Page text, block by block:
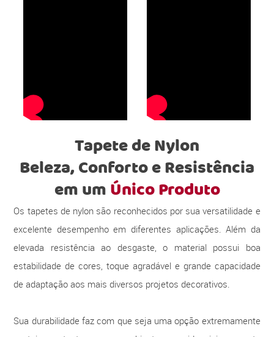
Tapete de Nylon
Beleza, Conforto e Resistência
em umÚnico Produto
Os tapetes de nylon são reconhecidos por sua versatilidade e
excelente desempenho em diferentes aplicações. Além da
elevada resistência ao desgaste, o material possui boa
estabilidade de cores, toque agradável e grande capacidade
de adaptação aos mais diversos projetos decorativos.
Sua durabilidade faz com que seja uma opção extremamente